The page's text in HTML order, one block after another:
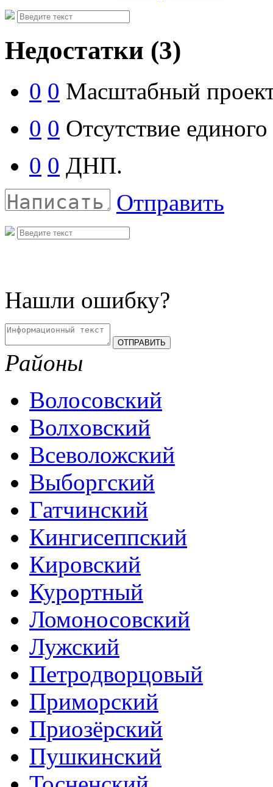
Недостатки (3)
0 0 Масштабный
0 0 Отсутствие
0 0 ДНП.
Отправить
Нашли ошибку?
Районы
Волосовский
Волховский
Всеволожский
Выборгский
Гатчинский
Кингисеппский
Кировский
Курортный
Ломоносовский
Лужский
Петродворцовый
Приморский
Приозёрский
Пушкинский